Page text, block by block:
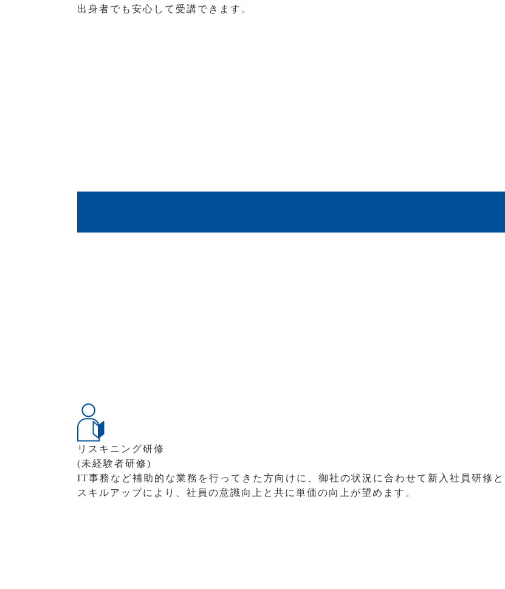
出身者でも安心して受講できます。
リスキニング研修
(未経験者研修)
IT事務など補助的な業務を行ってきた方向けに、御社の状況に合わせて新入社員研修と
スキルアップにより、社員の意識向上と共に単価の向上が望めます。